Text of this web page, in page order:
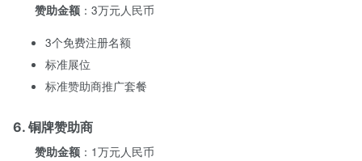
赞助金额 ：3万元人民币
3个免费注册名额
标准展位
标准赞助商推广套餐
6. 铜牌赞助商
赞助金额 ：1万元人民币